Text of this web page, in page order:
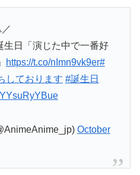
生日「演じた中で一番好
https://t.co/nImn9vk9er#
しております #誕生日
October